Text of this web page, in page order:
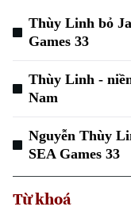
Thùy Linh bỏ
Games 33
Thùy Linh -
Nam
Nguyễn Thùy
SEA Games 33
Từ khoá